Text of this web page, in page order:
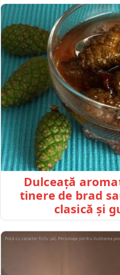
Dulceață
tinere de brad
clasică și